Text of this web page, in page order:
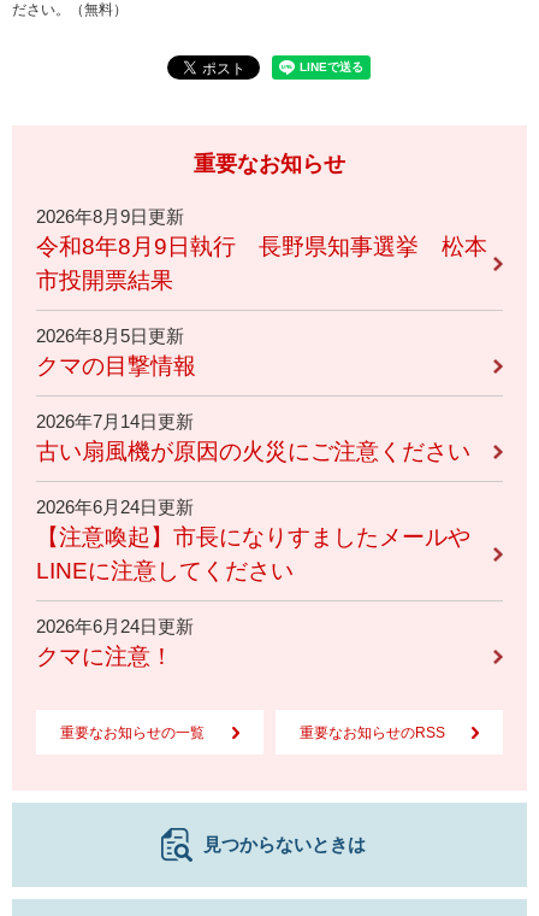
ださい。（無料）
重要なお知らせ
2026年8月9日更新
令和8年8月9日執行 長野県知事選挙 松本
市投開票結果
2026年8月5日更新
クマの目撃情報
2026年7月14日更新
古い扇風機が原因の火災にご注意ください
2026年6月24日更新
【注意喚起】市長になりすましたメールや
LINEに注意してください
2026年6月24日更新
クマに注意！
重要なお知らせの一覧 重要なお知らせのRSS
見つからないときは